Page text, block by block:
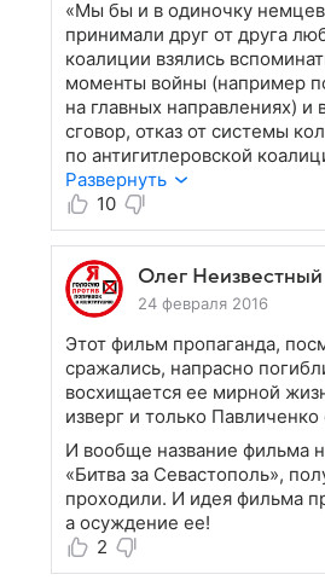
«Мы бы и в одиночку
принимали друг от друга
коалиции взялись
моменты войны (например
на главных направлениях)
сговор, отказ от системы
по антигитлеровской
Во многом они правы. Даже
странами антифашистского
к СССР, к нашей стране
Развернуть
10
Олег Неизвестный
24 февраля 2016
Этот фильм пропаганда,
сражались, напрасно
восхищается ее мирной
изверг и только
И вообще название фильма
«Битва за Севастополь»,
проходили. И идея фильма
а осуждение ее!
2